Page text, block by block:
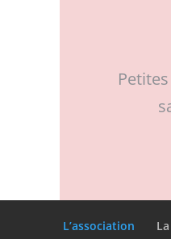
L’association